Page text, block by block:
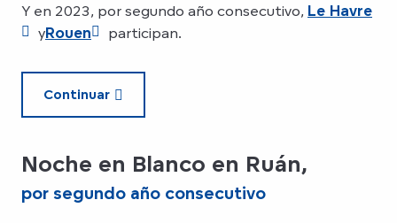
Y en 2023, por segundo año consecutivo, Le Havre
yRouen participan.
Continuar
Noche en Blanco en Ruán,
por segundo año consecutivo